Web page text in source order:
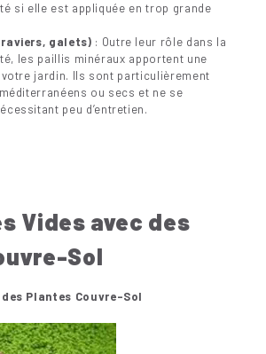
si elle est appliquée en trop grande
galets) : Outre leur rôle dans la
les paillis minéraux apportent une
jardin. Ils sont particulièrement
ou secs et ne se
peu d’entretien.
Vides avec des
Sol
Plantes Couvre-Sol